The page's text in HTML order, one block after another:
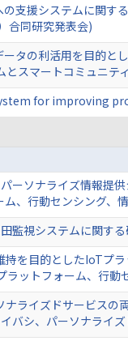
支援システムに関す
合同研究発表会)
タの利活用を目的と
とスマートコミュニテ
for improving
ーソナライズ情報提
、行動センシング、
監視システムに関す
持を目的としたIoTプ
ラットフォーム、行動
ナライズドサービスの
バシ、パーソナライ